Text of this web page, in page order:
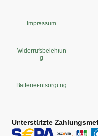
Impressum
Widerrufsbelehrun
g
Batterieentsorgung
Unterstützte